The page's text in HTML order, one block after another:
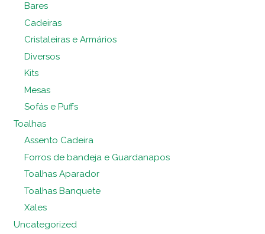
Bares
Cadeiras
Cristaleiras e Armários
Diversos
Kits
Mesas
Sofás e Puffs
Toalhas
Assento Cadeira
Forros de bandeja e Guardanapos
Toalhas Aparador
Toalhas Banquete
Xales
Uncategorized